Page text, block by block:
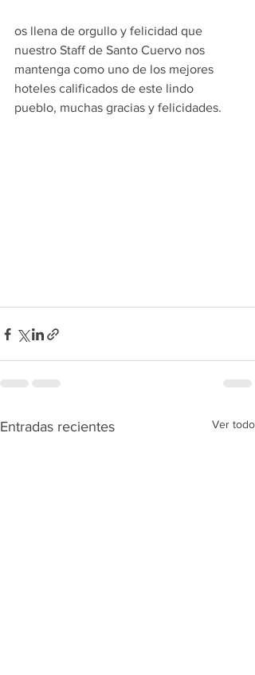
os llena de orgullo y felicidad que
nuestro Staff de Santo Cuervo nos
mantenga como uno de los mejores
hoteles calificados de este lindo
pueblo, muchas gracias y felicidades.
Entradas recientes Ver todo